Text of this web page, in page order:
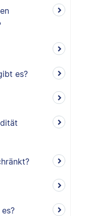
es?